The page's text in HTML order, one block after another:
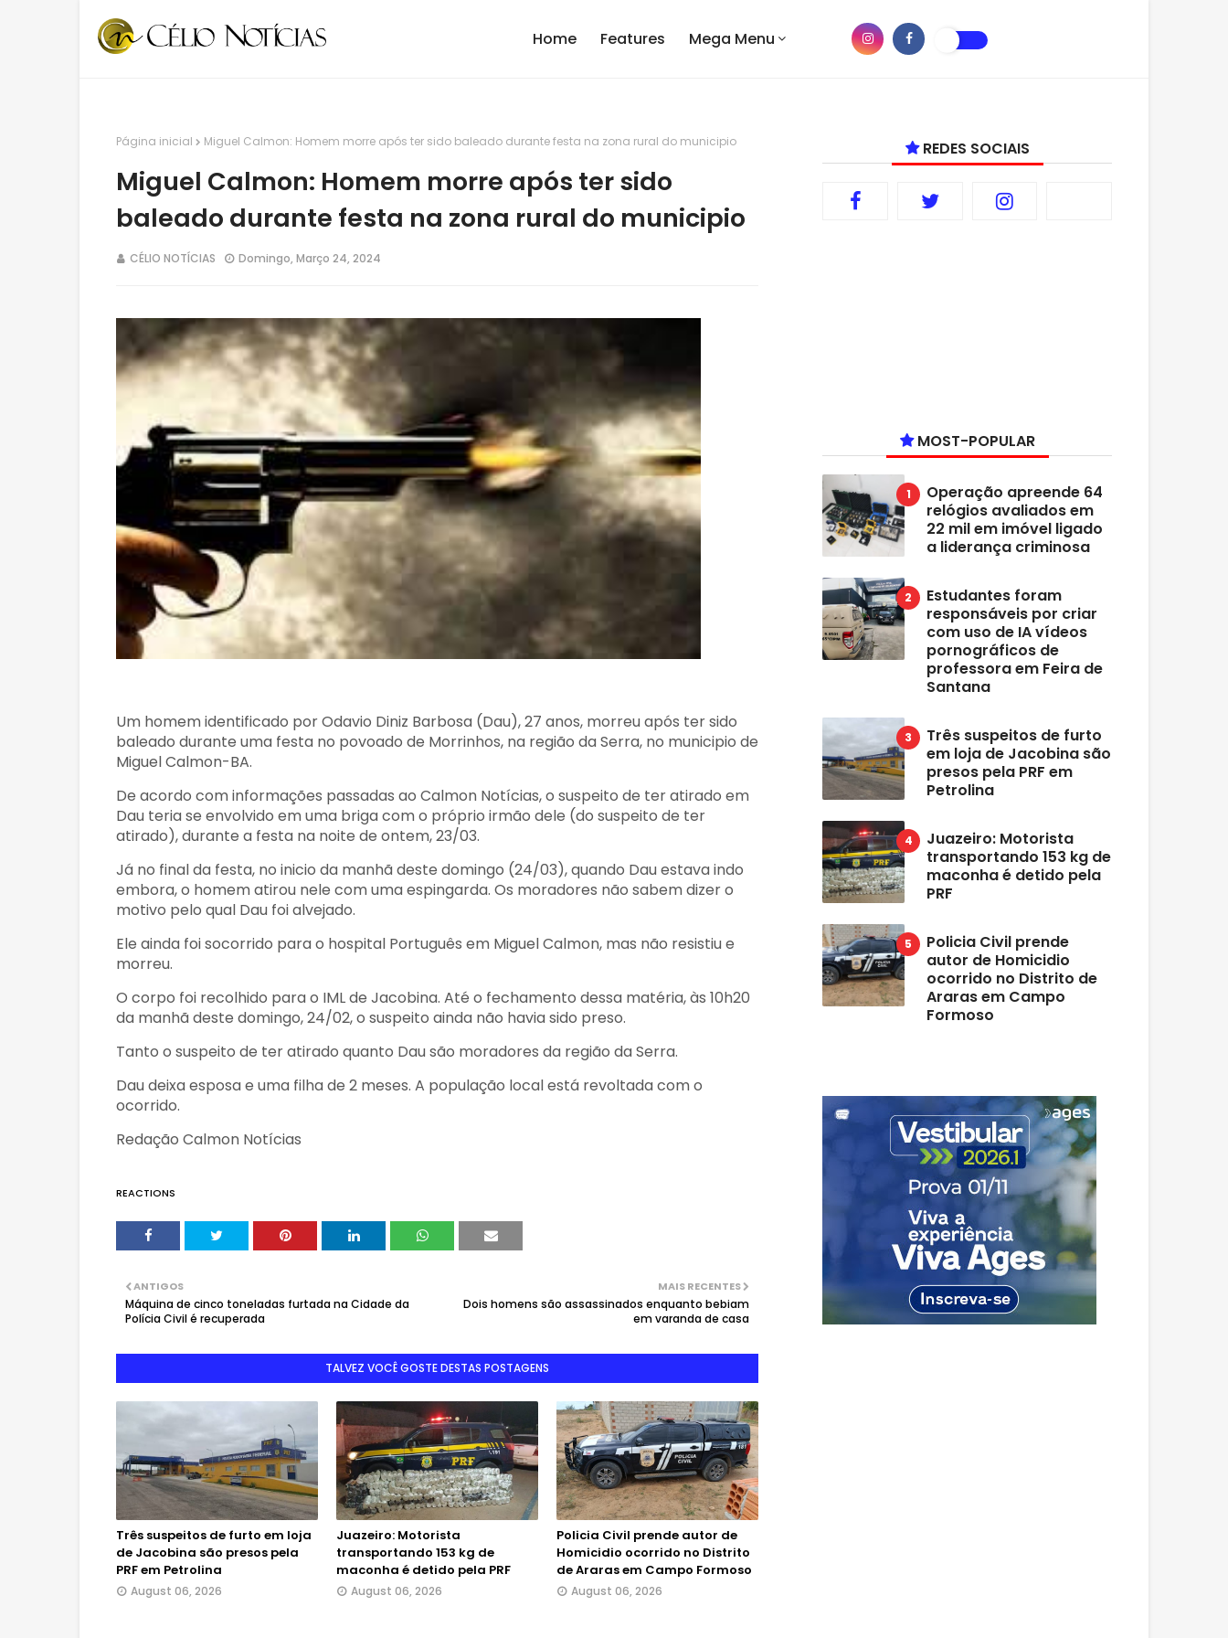
Home Features Mega Menu
Página inicial Miguel Calmon: Homem morre após ter sido baleado durante festa na zona rural do municipio
Miguel Calmon: Homem morre após ter sido
baleado durante festa na zona rural do municipio
CÉLIO NOTÍCIAS Domingo, Março 24, 2024
Um homem identificado porOdavio Diniz Barbosa (Dau), 27 anos, morreu após ter sido
baleado durante uma festa no povoado de Morrinhos, na região da Serra, no municipio de
Miguel Calmon-BA.
De acordo com informações passadas ao Calmon Notícias, o suspeito de ter atirado em
Dau teria se envolvido em uma briga com o próprio irmão dele (do suspeito de ter
atirado), durante a festa na noite de ontem, 23/03.
Já no final da festa, no inicio da manhã deste domingo (24/03), quando Dau estava indo
embora, o homem atirou nele com uma espingarda. Os moradores não sabem dizer o
motivo pelo qual Dau foi alvejado.
Ele ainda foi socorrido para o hospital Português em Miguel Calmon, mas não resistiu e
morreu.
O corpo foi recolhido para o IML de Jacobina. Até o fechamento dessa matéria, às 10h20
da manhã deste domingo, 24/02, o suspeito ainda não havia sido preso.
Tanto o suspeito de ter atirado quanto Dau são moradores da região da Serra.
Dau deixa esposa e uma filha de 2 meses. A população local está revoltada com o
ocorrido.
Redação Calmon Notícias
REACTIONS
MAIS RECENTES
Dois homens são assassinados enquanto bebiam
em varanda de casa
ANTIGOS
Máquina de cinco toneladas furtada na Cidade da
Polícia Civil é recuperada
TALVEZ VOCÊ GOSTE DESTAS POSTAGENS
Três suspeitos de furto em loja
de Jacobina são presos pela
PRF em Petrolina
August 06, 2026
Juazeiro: Motorista
transportando 153 kg de
maconha é detido pela PRF
August 06, 2026
Policia Civil prende autor de
Homicidio ocorrido no Distrito
de Araras em Campo Formoso
August 06, 2026
REDES SOCIAIS
MOST-POPULAR
Operação apreende 64
relógios avaliados em
22 mil em imóvel ligado
a liderança criminosa
Estudantes foram
responsáveis por criar
com uso de IA vídeos
pornográficos de
professora em Feira de
Santana
Três suspeitos de furto
em loja de Jacobina são
presos pela PRF em
Petrolina
Juazeiro: Motorista
transportando 153 kg de
maconha é detido pela
PRF
Policia Civil prende
autor de Homicidio
ocorrido no Distrito de
Araras em Campo
Formoso